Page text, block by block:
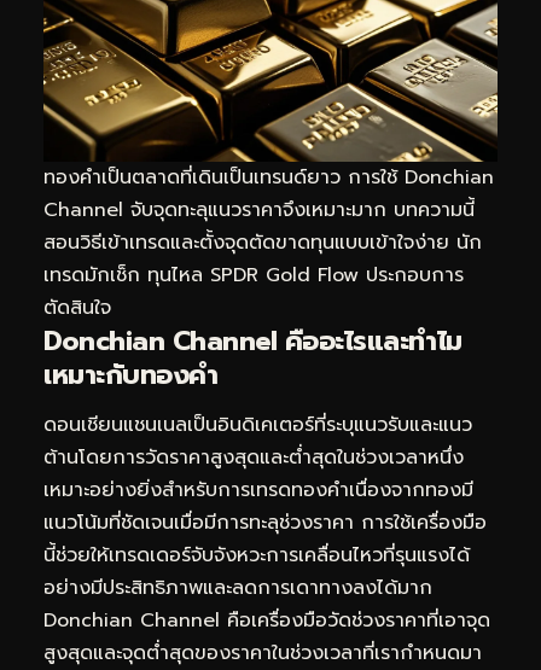
ทองคำเป็นตลาดที่เดินเป็นเทรนด์ยาว การใช้ Donchian
Channel จับจุดทะลุแนวราคาจึงเหมาะมาก บทความนี้
สอนวิธีเข้าเทรดและตั้งจุดตัดขาดทุนแบบเข้าใจง่าย นัก
เทรดมักเช็ก ทุนไหล SPDR Gold Flow ประกอบการ
ตัดสินใจ
Donchian Channel คืออะไรและทำไม
เหมาะกับทองคำ
ดอนเชียนแชนเนลเป็นอินดิเคเตอร์ที่ระบุแนวรับและแนว
ต้านโดยการวัดราคาสูงสุดและต่ำสุดในช่วงเวลาหนึ่ง
เหมาะอย่างยิ่งสำหรับการเทรดทองคำเนื่องจากทองมี
แนวโน้มที่ชัดเจนเมื่อมีการทะลุช่วงราคา การใช้เครื่องมือ
นี้ช่วยให้เทรดเดอร์จับจังหวะการเคลื่อนไหวที่รุนแรงได้
อย่างมีประสิทธิภาพและลดการเดาทางลงได้มาก
Donchian Channel คือเครื่องมือวัดช่วงราคาที่เอาจุด
สูงสุดและจุดต่ำสุดของราคาในช่วงเวลาที่เรากำหนดมา